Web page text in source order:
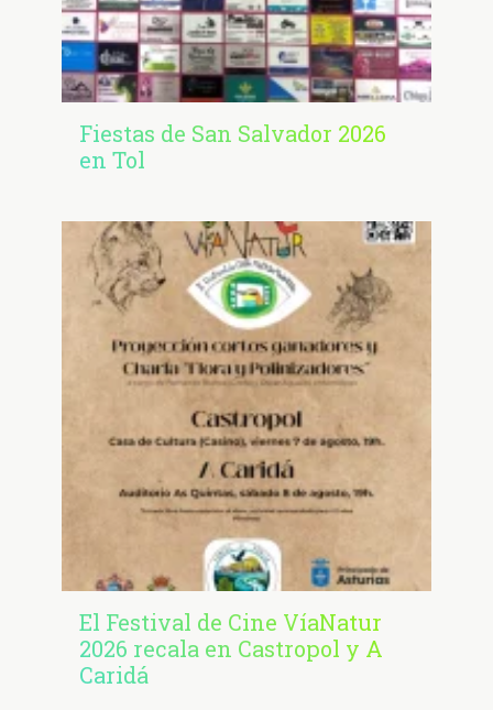
Fiestas de San Salvador 2026
en Tol
El Festival de Cine VíaNatur
2026 recala en Castropol y A
Caridá